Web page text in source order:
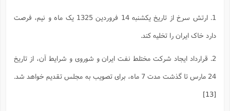
1. ارتش سرخ از تاریخ یکشنبه 14 فروردین 1325 یک ‌ماه‌ و ‌نیم، فرصت
دارد خاک ایران را تخلیه کند.
2. قرارداد ایجاد شرکت مختلط نفت ایران و شوروی و شرایط آن، از تاریخ
24 مارس تا گذشت مدت 7 ماه، برای تصویب به مجلس تقدیم خواهد شد.